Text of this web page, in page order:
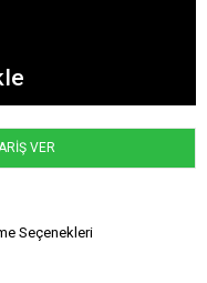
VER
Seçenekleri